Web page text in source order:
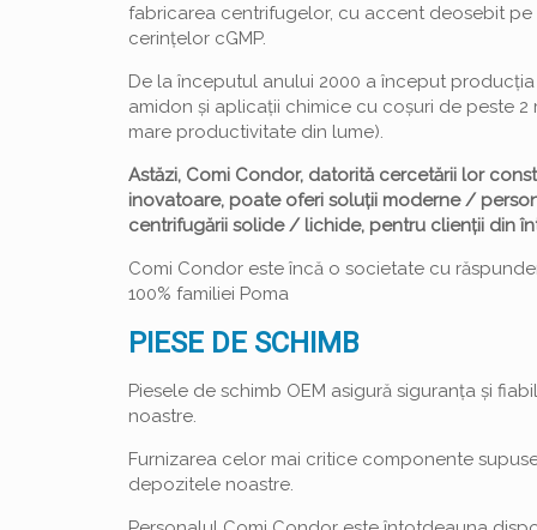
fabricarea centrifugelor, cu accent deosebit pe
cerințelor cGMP.
De la începutul anului 2000 a început
amidon și aplicații chimice cu coșuri de peste 2
mare productivitate din lume).
Astăzi, Comi Condor, datorită cercetării lor
inovatoare, poate oferi soluții moderne /
centrifugării solide / lichide, pentru clienții din
Comi Condor este încă o societate cu
100% familiei Poma
PIESE DE SCHIMB
Piesele de schimb OEM asigură siguranța și
noastre.
Furnizarea celor mai critice componente
depozitele noastre.